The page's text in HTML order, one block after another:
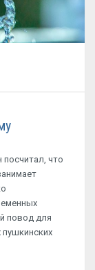
посчитал, что
повод для